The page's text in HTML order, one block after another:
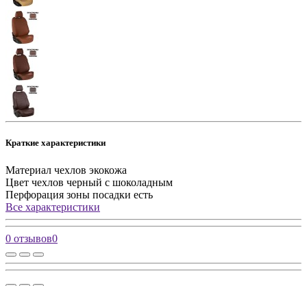
Краткие характеристики
Материал чехлов экокожа
Цвет чехлов черный с шоколадным
Перфорация зоны посадки есть
Все характеристики
0 отзывов0